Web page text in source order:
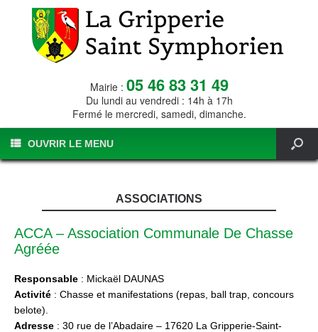
Mairie : 05 46 83 31 49
Du lundi au vendredi : 14h à 17h
Fermé le mercredi, samedi, dimanche.
OUVRIR LE MENU
ASSOCIATIONS
ACCA – Association Communale De Chasse
Agréée
Responsable : Mickaël DAUNAS
Activité : Chasse et manifestations (repas, ball trap, concours
belote).
Adresse : 30 rue de l’Abadaire – 17620 La Gripperie-Saint-